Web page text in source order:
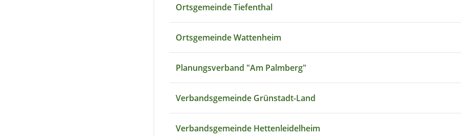
Ortsgemeinde Tiefenthal
Ortsgemeinde Wattenheim
Planungsverband "Am Palmberg"
Verbandsgemeinde Grünstadt-Land
Verbandsgemeinde Hettenleidelheim